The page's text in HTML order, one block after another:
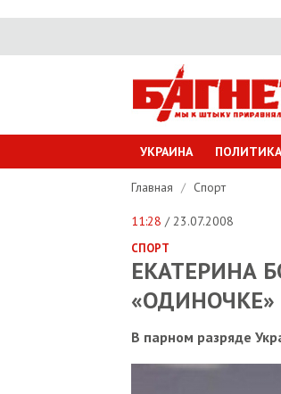
УКРАИНА ПОЛИТИКА
Главная / Спорт
11:28 / 23.07.2008
СПОРТ
ЕКАТЕРИНА
«ОДИНОЧКЕ»
В парном разряде